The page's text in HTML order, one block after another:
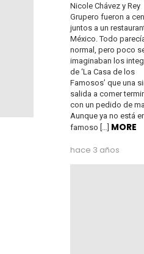
Nicole Chávez y Rey
Grupero fueron a
juntos a un
México. Todo
normal, pero poco
imaginaban los
de ‘La Casa de los
Famosos’ que una
salida a comer
con un pedido de
Aunque ya no está
famoso […] MORE
hace 3 años